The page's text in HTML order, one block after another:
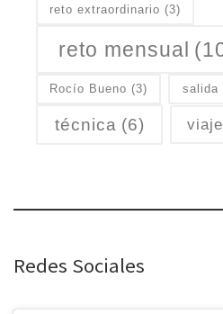
reto extraordinario (3)
reto mensual
Rocío Bueno (3) salida
técnica (6)
Redes Sociales